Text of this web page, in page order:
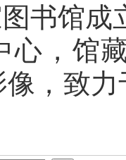
书馆成
心 ， 馆
， 致力